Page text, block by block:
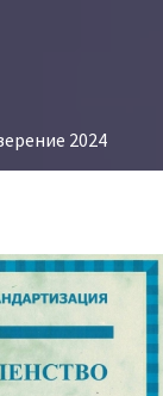
2024